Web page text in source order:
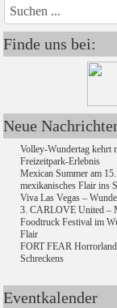
Finde uns bei:
Neue
Volley-Wundertag kehrt
Freizeitpark-Erlebnis
Mexican Summer am
mexikanisches Flair ins
Viva Las Vegas –
3. CARLOVE United –
Foodtruck Festival im
Flair
FORT FEAR
Schreckens
Eventkalender
Jahr Monat